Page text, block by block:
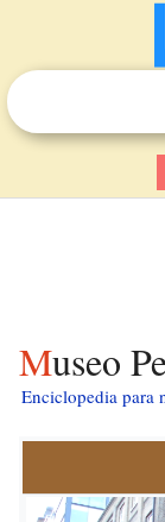
Museo
Enciclopedia para